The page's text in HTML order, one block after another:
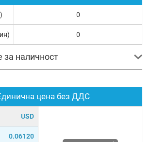
цена без ДДС
USD
0.06120
0
0
за наличност